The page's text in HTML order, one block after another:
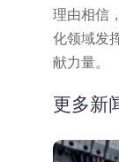
理由相信
化领域发
献力量。
更多新